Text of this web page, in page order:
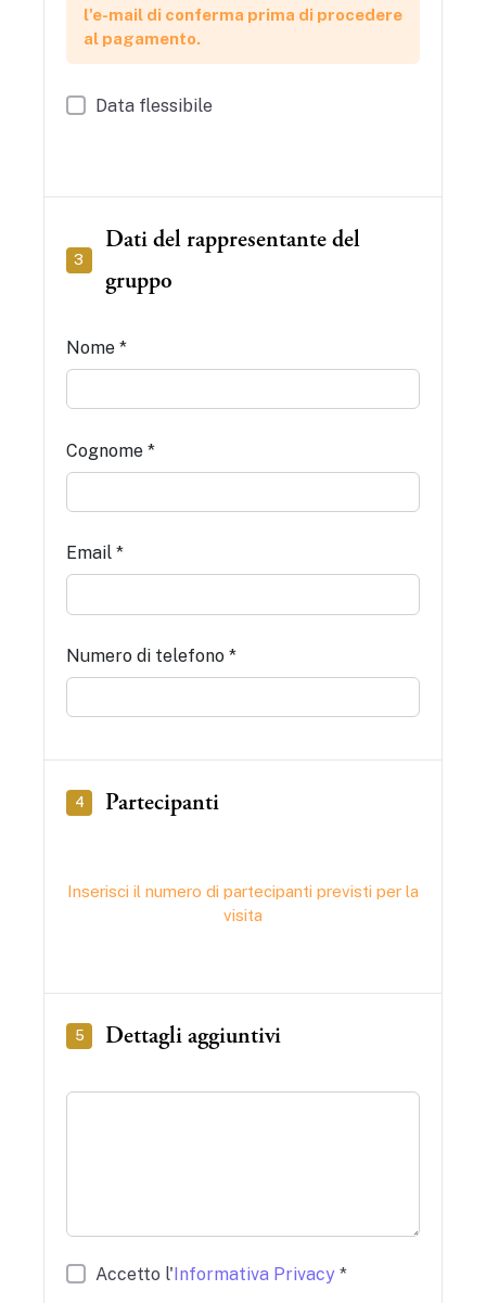
l'e-mail di conferma prima di procedere
al pagamento.
Data flessibile
3
Dati del rappresentante del
gruppo
Nome *
Cognome *
Email *
Numero di telefono *
4 Partecipanti
Inserisci il numero di partecipanti previsti per la
visita
5 Dettagli aggiuntivi
Accetto l'Informativa Privacy *